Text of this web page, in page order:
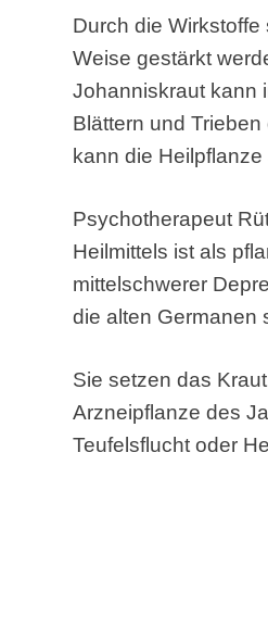
Durch die
Weise gestärkt
Johanniskraut kann
Blättern und
kann die
Psychotherapeut
Heilmittels ist als
mittelschwerer
die alten Germanen
Sie setzen das
Arzneipflanze des
Teufelsflucht oder